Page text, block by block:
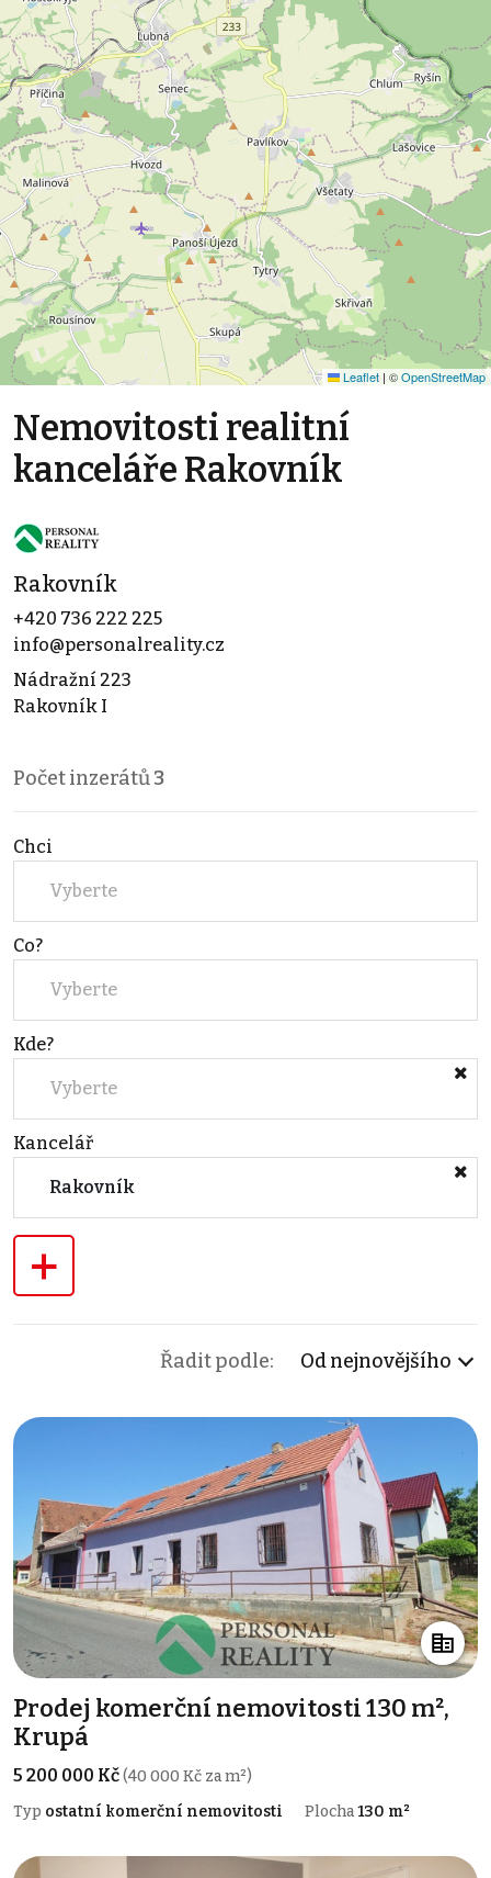
Leaflet | ©OpenStreetMap
Nemovitosti realitní
kanceláře Rakovník
Rakovník
+420 736 222 225
info@personalreality.cz
Nádražní 223
Rakovník I
Počet inzerátů3
Chci
Vyberte
Co?
Vyberte
Kde?
Vyberte
Kancelář
Rakovník
+
Řadit podle: Od nejnovějšího
Prodej komerční nemovitosti 130 m²,
Krupá
5 200 000 Kč(40 000 Kč za m²)
Typ ostatní komerční nemovitosti Plocha130 m²